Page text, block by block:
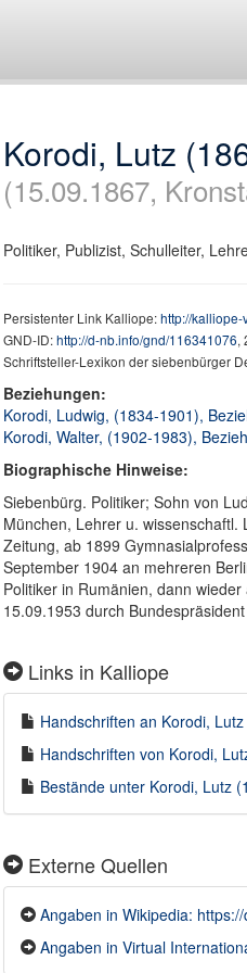
Korodi, Lutz
(15.09.1867,
Politiker, Publizist, Schulleiter,
Persistenter Link Kalliope:http://
GND-ID:http://d-nb.info/gnd/116341076,
Schriftsteller-Lexikon der siebenbürger
Beziehungen:
Korodi, Ludwig, (1834-1901),
Korodi, Walter, (1902-1983),
Biographische Hinweise:
Siebenbürg. Politiker; Sohn von
München, Lehrer u.
Zeitung, ab 1899
September 1904 an mehreren
Politiker in Rumänien, dann
15.09.1953 durch
Links in Kalliope
Handschriften an Korodi,
Handschriften von Korodi,
Bestände unter Korodi, Lutz
Externe Quellen
Angaben in Wikipedia:
Angaben in Virtual